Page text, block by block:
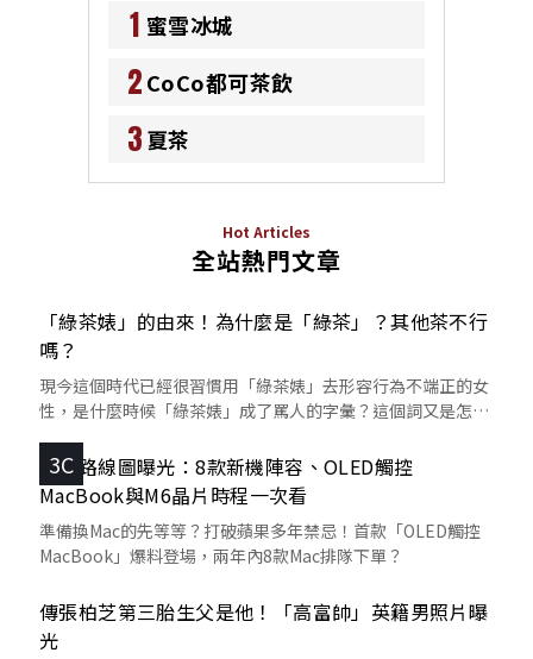
1 蜜雪冰城
2CoCo都可茶飲
3夏茶
Hot Articles
全站熱門文章
「綠茶婊」的由來！為什麼是「綠茶」？其他茶不行
嗎？
現今這個時代已經很習慣用「綠茶婊」去形容行為不端正的女
性，是什麼時候「綠茶婊」成了罵人的字彙？這個詞又是怎麼
3C
蘋果路線圖曝光：8款新機陣容、OLED觸控
MacBook與M6晶片時程一次看
準備換Mac的先等等？打破蘋果多年禁忌！首款「OLED觸控
MacBook」爆料登場，兩年內8款Mac排隊下單？
傳張柏芝第三胎生父是他！「高富帥」英籍男照片曝
光